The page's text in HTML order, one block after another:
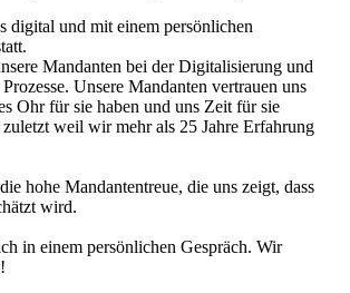
digital und mit einem persönlichen
Mandanten bei der Digitalisierung und
Unsere Mandanten vertrauen uns
Ohr für sie haben und uns Zeit für sie
weil wir mehr als 25 Jahre Erfahrung
hohe Mandantentreue, die uns zeigt, dass
wird.
in einem persönlichen Gespräch. Wir